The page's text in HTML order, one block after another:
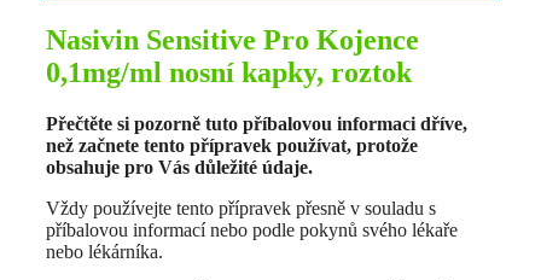
Nasivin Sensitive Pro Kojence
0,1mg/ml nosní kapky, roztok
Přečtěte si pozorně tuto příbalovou informaci dříve,
než začnete tento přípravek používat, protože
obsahuje pro Vás důležité údaje.
Vždy používejte tento přípravek přesně v souladu s
příbalovou informací nebo podle pokynů svého lékaře
nebo lékárníka.